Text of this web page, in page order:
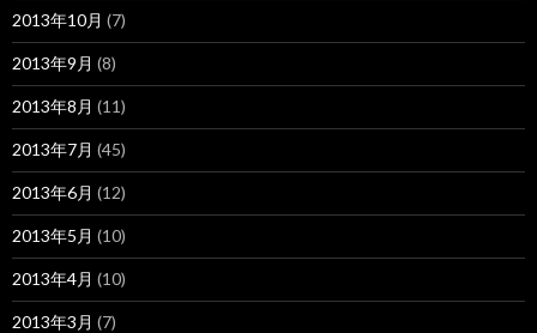
2013年10月 (7)
2013年9月 (8)
2013年8月 (11)
2013年7月 (45)
2013年6月 (12)
2013年5月 (10)
2013年4月 (10)
2013年3月 (7)